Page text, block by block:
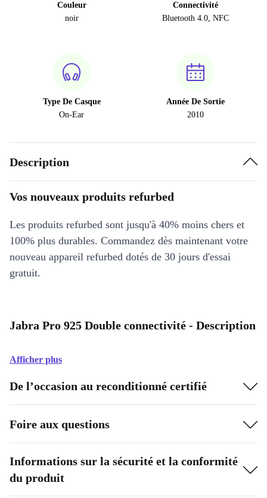
Couleur
noir
Connectivité
Bluetooth 4.0, NFC
Type De Casque
On-Ear
Année De Sortie
2010
Description
Vos nouveaux produits refurbed
Les produits refurbed sont jusqu'à 40% moins chers et
100% plus durables. Commandez dès maintenant votre
nouveau appareil refurbed dotés de 30 jours d'essai
gratuit.
Jabra Pro 925 Double connectivité - Description
Afficher plus
De l’occasion au reconditionné certifié
Foire aux questions
Informations sur la sécurité et la conformité
du produit